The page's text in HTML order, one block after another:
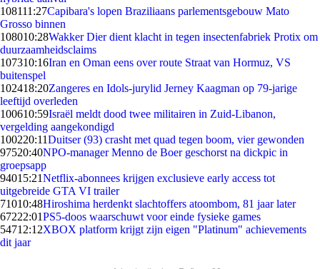
108111:27Capibara's lopen Braziliaans parlementsgebouw Mato
Grosso binnen
108010:28Wakker Dier dient klacht in tegen insectenfabriek Protix om
duurzaamheidsclaims
107310:16Iran en Oman eens over route Straat van Hormuz, VS
buitenspel
102418:20Zangeres en Idols-jurylid Jerney Kaagman op 79-jarige
leeftijd overleden
100610:59Israël meldt dood twee militairen in Zuid-Libanon,
vergelding aangekondigd
100220:11Duitser (93) crasht met quad tegen boom, vier gewonden
97520:40NPO-manager Menno de Boer geschorst na dickpic in
groepsapp
94015:21Netflix-abonnees krijgen exclusieve early access tot
uitgebreide GTA VI trailer
71010:48Hiroshima herdenkt slachtoffers atoombom, 81 jaar later
67222:01PS5-doos waarschuwt voor einde fysieke games
54712:12XBOX platform krijgt zijn eigen "Platinum" achievements
dit jaar